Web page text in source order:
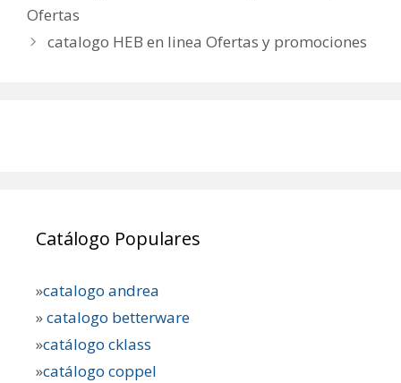
Ofertas
catalogo HEB en linea Ofertas y promociones
Catálogo Populares
»catalogo andrea
»catalogo betterware
»catálogo cklass
»catálogo coppel